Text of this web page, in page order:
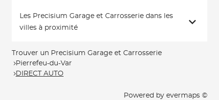
Les Precisium Garage et Carrosserie dans les
villes à proximité
Trouver un Precisium Garage et Carrosserie
Pierrefeu-du-Var
DIRECT AUTO
Powered by evermaps ©